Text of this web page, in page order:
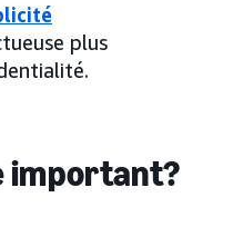
plus
important?